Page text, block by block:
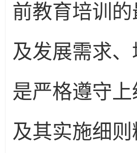
前教育培训
及发展需求
是严格遵守
及其实施细